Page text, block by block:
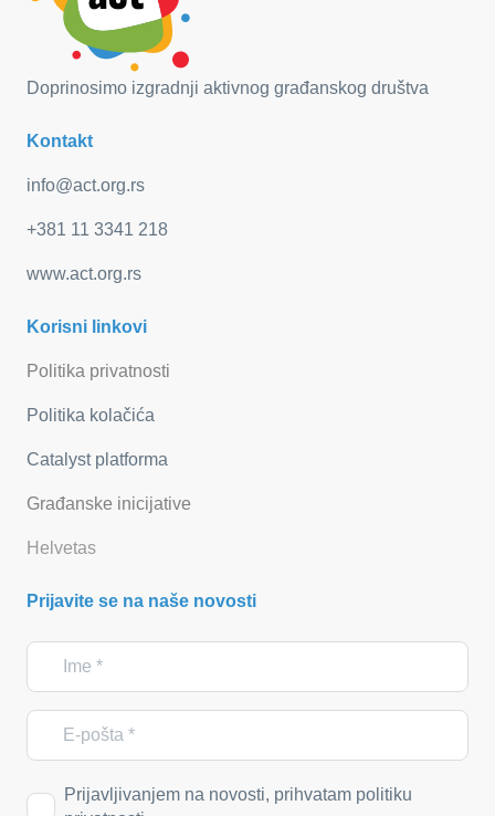
Doprinosimo izgradnji aktivnog građanskog društva
Kontakt
info@act.org.rs
+381 11 3341 218
www.act.org.rs
Korisni linkovi
Politika privatnosti
Politika kolačića
Catalyst platforma
Građanske inicijative
Helvetas
Prijavite se na naše novosti
Prijavljivanjem na novosti, prihvatam politiku